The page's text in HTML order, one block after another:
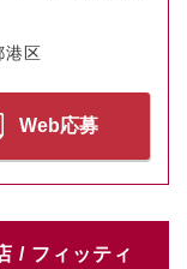
港区
Web応募
/ フィッティ